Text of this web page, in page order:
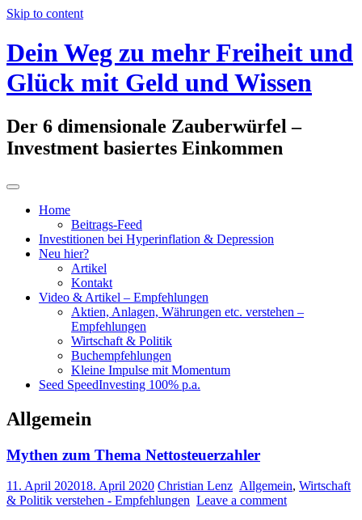
Skip to content
Dein Weg zu mehr Freiheit und
Glück mit Geld und Wissen
Der 6 dimensionale Zauberwürfel –
Investment basiertes Einkommen
Home
Beitrags-Feed
Investitionen bei Hyperinflation & Depression
Neu hier?
Artikel
Kontakt
Video & Artikel – Empfehlungen
Aktien, Anlagen, Währungen etc. verstehen –
Empfehlungen
Wirtschaft & Politik
Buchempfehlungen
Kleine Impulse mit Momentum
Seed SpeedInvesting 100% p.a.
Allgemein
Mythen zum Thema Nettosteuerzahler
11. April 202018. April 2020 Christian Lenz Allgemein, Wirtschaft
& Politik verstehen - Empfehlungen Leave a comment